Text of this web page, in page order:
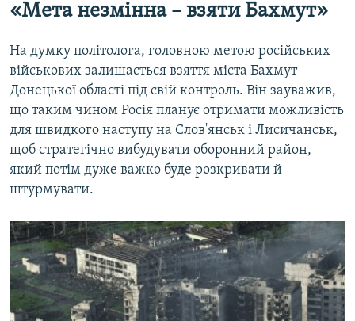
«Мета незмінна – взяти Бахмут»
На думку політолога, головною метою російських
військових залишається взяття міста Бахмут
Донецької області під свій контроль. Він зауважив,
що таким чином Росія планує отримати можливість
для швидкого наступу на Слов'янськ і Лисичанськ,
щоб стратегічно вибудувати оборонний район,
який потім дуже важко буде розкривати й
штурмувати.